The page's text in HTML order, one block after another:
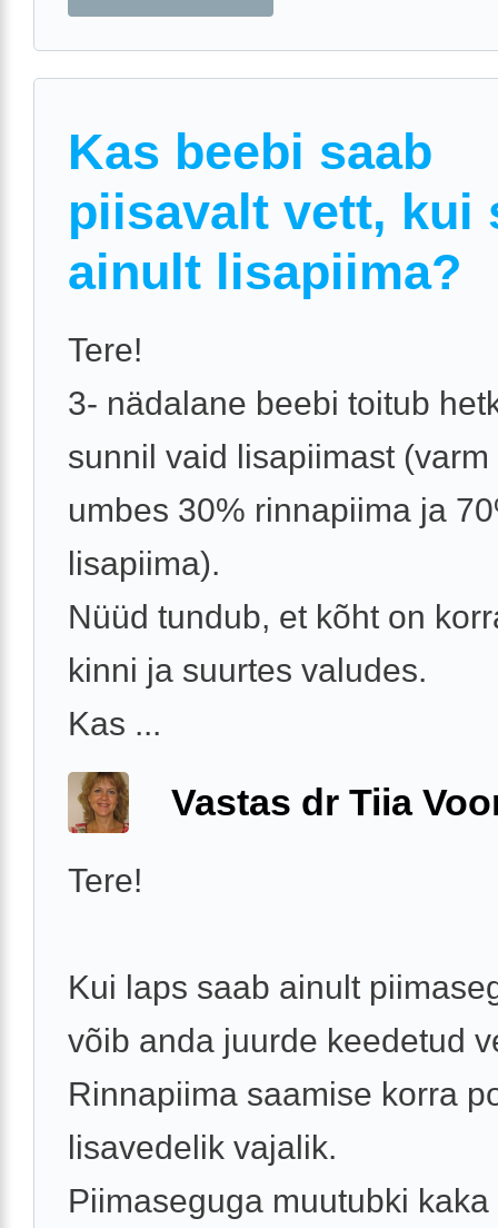
Kas beebi saab
piisavalt vett, kui
ainult lisapiima?
Tere!
3- nädalane beebi toitub
sunnil vaid lisapiimast (varm
umbes 30% rinnapiima ja
lisapiima).
Nüüd tundub, et kõht on
kinni ja suurtes valudes.
Kas ...
Vastas dr Tiia
Tere!
Kui laps saab ainult
võib anda juurde keedetud
Rinnapiima saamise korra
lisavedelik vajalik.
Piimaseguga muutubki kaka